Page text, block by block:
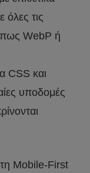
τις
WebP ή
CSS και
υποδομές
Mobile-First